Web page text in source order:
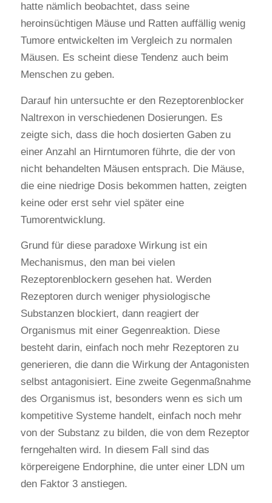
hatte nämlich beobachtet, dass seine
heroinsüchtigen Mäuse und Ratten auffällig wenig
Tumore entwickelten im Vergleich zu normalen
Mäusen. Es scheint diese Tendenz auch beim
Menschen zu geben.
Darauf hin untersuchte er den Rezeptorenblocker
Naltrexon in verschiedenen Dosierungen. Es
zeigte sich, dass die hoch dosierten Gaben zu
einer Anzahl an Hirntumoren führte, die der von
nicht behandelten Mäusen entsprach. Die Mäuse,
die eine niedrige Dosis bekommen hatten, zeigten
keine oder erst sehr viel später eine
Tumorentwicklung.
Grund für diese paradoxe Wirkung ist ein
Mechanismus, den man bei vielen
Rezeptorenblockern gesehen hat. Werden
Rezeptoren durch weniger physiologische
Substanzen blockiert, dann reagiert der
Organismus mit einer Gegenreaktion. Diese
besteht darin, einfach noch mehr Rezeptoren zu
generieren, die dann die Wirkung der Antagonisten
selbst antagonisiert. Eine zweite Gegenmaßnahme
des Organismus ist, besonders wenn es sich um
kompetitive Systeme handelt, einfach noch mehr
von der Substanz zu bilden, die von dem Rezeptor
ferngehalten wird. In diesem Fall sind das
körpereigene Endorphine, die unter einer LDN um
den Faktor 3 anstiegen.